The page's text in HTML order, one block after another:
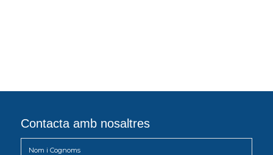
Contacta amb nosaltres